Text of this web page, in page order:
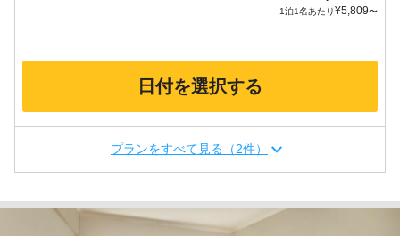
1泊1名あたり¥5,809〜
日付を選択する
プランをすべて見る（2件）